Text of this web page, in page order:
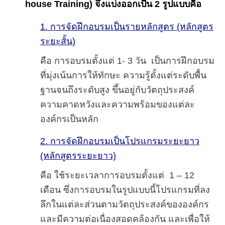
house Training) จึงแบ่งออกเป็น 2 รูปแบบคือ
1. การจัดฝึกอบรมเป็นรายหลักสูตร (หลักสูตร
ระยะสั้น)
คือ การอบรมตั้งแต่ 1- 3 วัน เป็นการฝึกอบรม
ที่มุ่งเน้นการให้ทักษะ ความรู้ตั้งแต่ระดับพื้น
ฐานจนถึงระดับสูง ขึ้นอยู่กับวัตถุประสงค์
ความคาดหวังและความพร้อมของแต่ละ
องค์กรเป็นหลัก
2. การจัดฝึกอบรมเป็นโปรแกรมระยะยาว
(หลักสูตรระยะยาว)
คือ ใช้ระยะเวลาการอบรมตั้งแต่ 1 – 12
เดือน ซึ่งการอบรมในรูปแบบนี้โปรแกรมที่ลง
ลึกในแต่ละส่วนตามวัตถุประสงค์ขององค์กร
และมีความต่อเนื่องสอดคล้องกัน และเพื่อให้